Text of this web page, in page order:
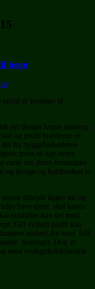
hegn
profil er kommet til
nyt design hegns løsning,
stål og profil bræderne er
fra byggebarkederne
træet så lige vejen
mere om deres fantastiske
og design og holdbarhed er
arbejde ligger nu og
have ejere, skal havde
udskiftes kan det med
GH system profil kan
stolper, for med GH
løsninger. Dog er
mest vedligeholdelsesfrie